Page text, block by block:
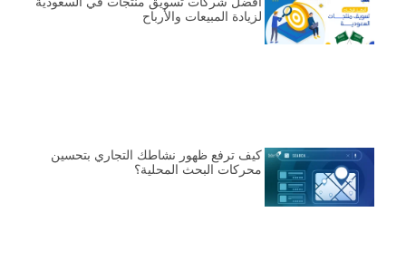
لزيادة المبيعات والأرباح
كيف ترفع ظهور نشاطك التجاري بتحسين
محركات البحث المحلية؟